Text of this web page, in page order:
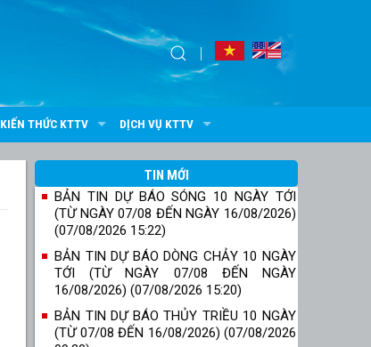
KIẾN THỨC KTTV DỊCH VỤ KTTV
TIN MỚI
BẢN TIN DỰ BÁO SÓNG 10 NGÀY TỚI
(TỪ NGÀY 07/08 ĐẾN NGÀY 16/08/2026)
(07/08/2026 15:22)
BẢN TIN DỰ BÁO DÒNG CHẢY 10 NGÀY
TỚI (TỪ NGÀY 07/08 ĐẾN NGÀY
16/08/2026) (07/08/2026 15:20)
BẢN TIN DỰ BÁO THỦY TRIỀU 10 NGÀY
(TỪ 07/08 ĐẾN 16/08/2026) (07/08/2026